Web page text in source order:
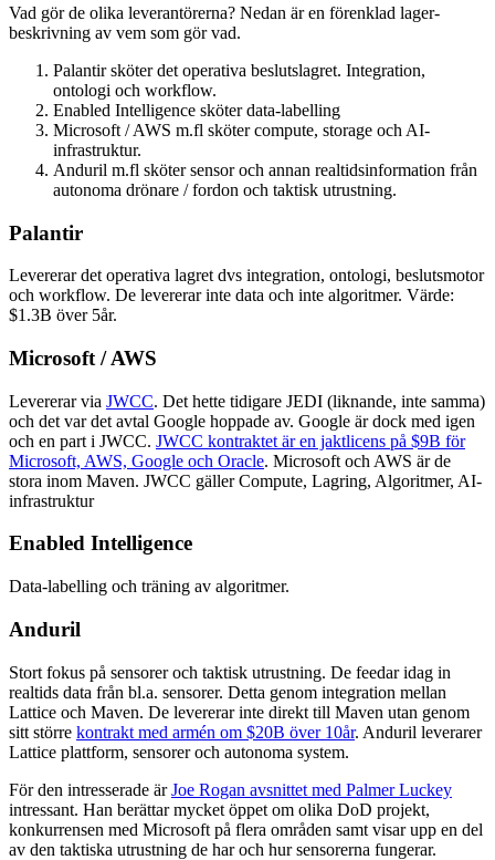
Vad gör de olika leverantörerna? Nedan är en förenklad lager-
beskrivning av vem som gör vad.
Palantir sköter det operativa beslutslagret. Integration,
ontologi och workflow.
Enabled Intelligence sköter data-labelling
Microsoft / AWS m.fl sköter compute, storage och AI-
infrastruktur.
Anduril m.fl sköter sensor och annan realtidsinformation från
autonoma drönare / fordon och taktisk utrustning.
Palantir
Levererar det operativa lagret dvs integration, ontologi, beslutsmotor
och workflow. De levererar inte data och inte algoritmer. Värde:
$1.3B över 5år.
Microsoft / AWS
Levererar via JWCC. Det hette tidigare JEDI (liknande, inte samma)
och det var det avtal Google hoppade av. Google är dock med igen
och en part i JWCC. JWCC kontraktet är en jaktlicens på $9B för
Microsoft, AWS, Google och Oracle. Microsoft och AWS är de
stora inom Maven. JWCC gäller Compute, Lagring, Algoritmer, AI-
infrastruktur
Enabled Intelligence
Data-labelling och träning av algoritmer.
Anduril
Stort fokus på sensorer och taktisk utrustning. De feedar idag in
realtids data från bl.a. sensorer. Detta genom integration mellan
Lattice och Maven. De levererar inte direkt till Maven utan genom
sitt större kontrakt med armén om $20B över 10år. Anduril leverarer
Lattice plattform, sensorer och autonoma system.
För den intresserade ärJoe Rogan avsnittet med Palmer Luckey
intressant. Han berättar mycket öppet om olika DoD projekt,
konkurrensen med Microsoft på flera områden samt visar upp en del
av den taktiska utrustning de har och hur sensorerna fungerar.